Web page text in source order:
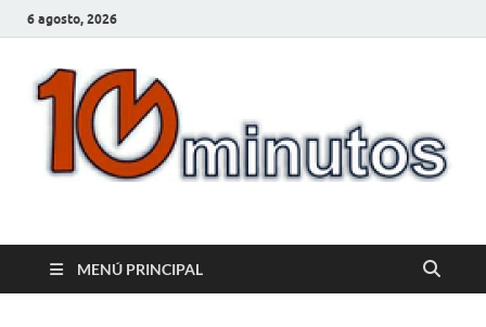
6 agosto, 2026
10minutos.com.uy
MENÚ PRINCIPAL